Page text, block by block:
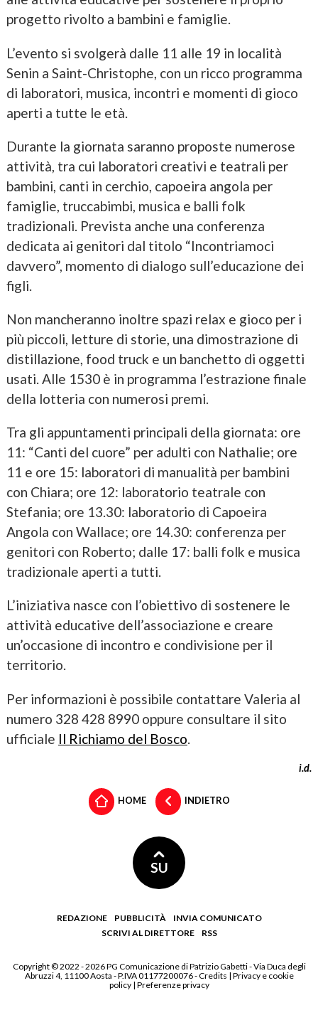
progetto rivolto a bambini e famiglie.
L’evento si svolgerà dalle 11 alle 19 in località
Senin a Saint-Christophe, con un ricco programma
di laboratori, musica, incontri e momenti di gioco
aperti a tutte le età.
Durante la giornata saranno proposte numerose
attività, tra cui laboratori creativi e teatrali per
bambini, canti in cerchio, capoeira angola per
famiglie, truccabimbi, musica e balli folk
tradizionali. Prevista anche una conferenza
dedicata ai genitori dal titolo “Incontriamoci
davvero”, momento di dialogo sull’educazione dei
figli.
Non mancheranno inoltre spazi relax e gioco per i
più piccoli, letture di storie, una dimostrazione di
distillazione, food truck e un banchetto di oggetti
usati. Alle 1530 è in programma l’estrazione finale
della lotteria con numerosi premi.
Tra gli appuntamenti principali della giornata: ore
11: “Canti del cuore” per adulti con Nathalie; ore
11 e ore 15: laboratori di manualità per bambini
con Chiara; ore 12: laboratorio teatrale con
Stefania; ore 13.30: laboratorio di Capoeira
Angola con Wallace; ore 14.30: conferenza per
genitori con Roberto; dalle 17: balli folk e musica
tradizionale aperti a tutti.
L’iniziativa nasce con l’obiettivo di sostenere le
attività educative dell’associazione e creare
un’occasione di incontro e condivisione per il
territorio.
Per informazioni è possibile contattare Valeria al
numero 328 428 8990 oppure consultare il sito
ufficiale Il Richiamo del Bosco
i.d.
HOME INDIETRO
SU
REDAZIONE PUBBLICITÀ
INVIA COMUNICATO
SCRIVI AL DIRETTORE
RSS
Copyright © 2022 - 2026 PG Comunicazione di Patrizio Gabetti - Via Duca degli
Abruzzi 4, 11100 Aosta - P.IVA 01177200076 -Credits | Privacy e cookie
policy| Preferenze privacy